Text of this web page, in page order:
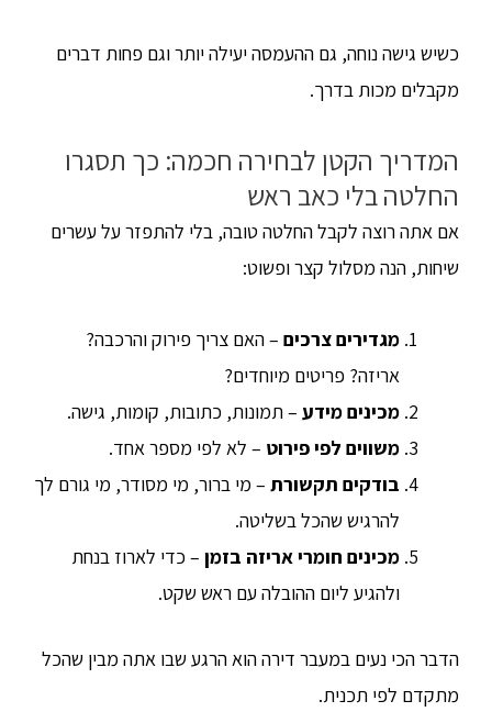
כשיש גישה נוחה, גם ההעמסה יעילה יותר וגם פחות דברים
מקבלים מכות בדרך.
המדריך הקטן לבחירה חכמה: כך תסגרו
החלטה בלי כאב ראש
אם אתה רוצה לקבל החלטה טובה, בלי להתפזר על עשרים
שיחות, הנה מסלול קצר ופשוט:
מגדירים צרכים – האם צריך פירוק והרכבה?
אריזה? פריטים מיוחדים?
מכינים מידע – תמונות, כתובות, קומות, גישה.
משווים לפי פירוט – לא לפי מספר אחד.
בודקים תקשורת – מי ברור, מי מסודר, מי גורם לך
להרגיש שהכל בשליטה.
מכינים חומרי אריזה בזמן – כדי לארוז בנחת
ולהגיע ליום ההובלה עם ראש שקט.
הדבר הכי נעים במעבר דירה הוא הרגע שבו אתה מבין שהכל
מתקדם לפי תכנית.